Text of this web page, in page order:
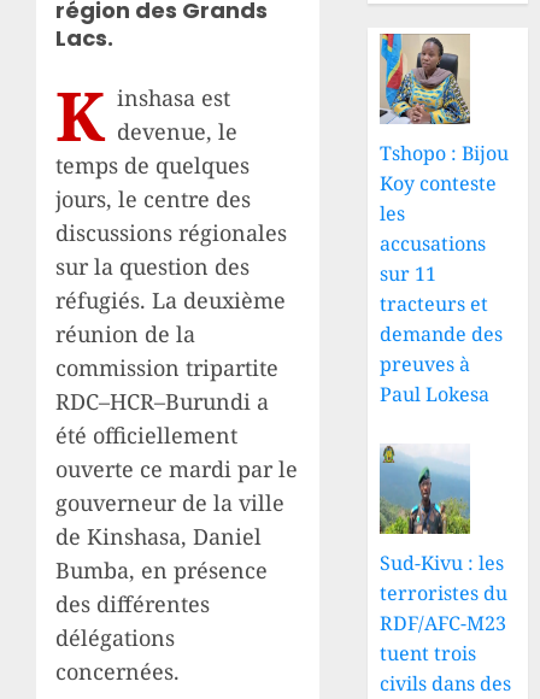
région des Grands
Lacs.
K inshasa est
devenue, le
temps de quelques
jours, le centre des
discussions régionales
sur la question des
réfugiés. La deuxième
réunion de la
commission tripartite
RDC–HCR–Burundi a
été officiellement
ouverte ce mardi par le
gouverneur de la ville
de Kinshasa, Daniel
Bumba, en présence
des différentes
délégations
concernées.
Tshopo : Bijou
Koy conteste
les
accusations
sur 11
tracteurs et
demande des
preuves à
Paul Lokesa
Sud-Kivu : les
terroristes du
RDF/AFC-M23
tuent trois
civils dans des